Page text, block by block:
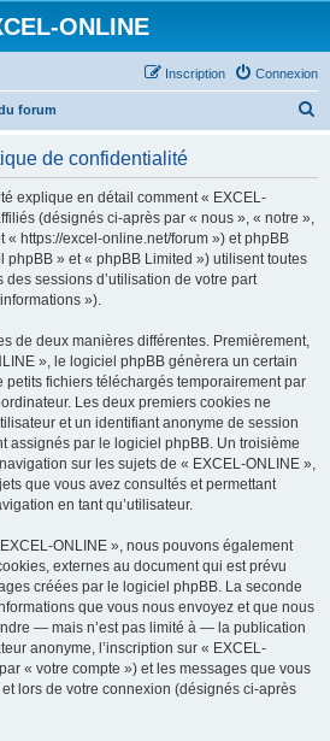
ONLINE
Connexion
Inscription
forum
de confidentialité
explique en détail comment « EXCEL-
(désignés ci-après par « nous », « notre »,
« https://excel-online.net/forum ») et phpBB
» et « phpBB Limited ») utilisent toutes
sessions d’utilisation de votre part
»).
de deux manières différentes. Premièrement,
», le logiciel phpBB génèrera un certain
fichiers téléchargés temporairement par
Les deux premiers cookies ne
et un identifiant anonyme de session
assignés par le logiciel phpBB. Un troisième
sur les sujets de « EXCEL-ONLINE »,
que vous avez consultés et permettant
en tant qu’utilisateur.
ONLINE », nous pouvons également
externes au document qui est prévu
créées par le logiciel phpBB. La seconde
que vous nous envoyez et que nous
— mais n’est pas limité à — la publication
anonyme, l’inscription sur « EXCEL-
« votre compte ») et les messages que vous
lors de votre connexion (désignés ci-après